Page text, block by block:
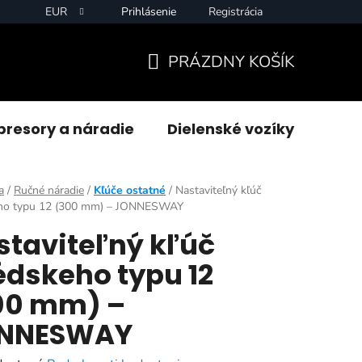
EUR Prihlásenie Registrácia
KOŠÍK
PRÁZDNY KOŠÍK
a náradie Dielenské vozíky
/ Ručné náradie / Kľúče ostatné / Nastaviteľný kľúč
typu 12 (300 mm) – JONNESWAY
kľúč
typu 12
mm) –